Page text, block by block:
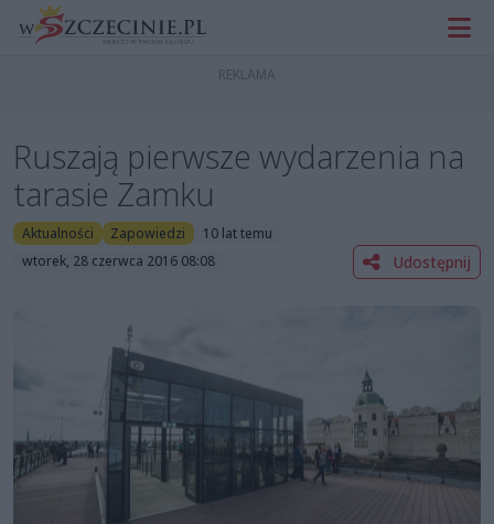
Ruszają pierwsze wydarzenia na
tarasie Zamku
Aktualności Zapowiedzi
10 lat temu
wtorek, 28 czerwca 2016 08:08
Udostępnij